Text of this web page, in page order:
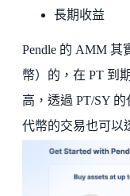
長期收益
Pendle 的 AMM 其
幣）的，在 PT 到
高，透過 PT/SY
代幣的交易也可以